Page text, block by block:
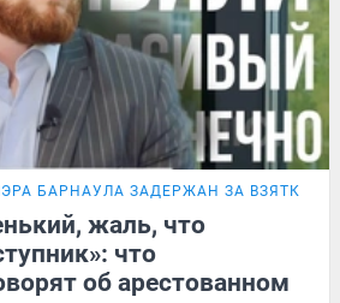
БАРНАУЛА ЗАДЕРЖАН ЗА ВЗЯТКУ
жаль, что
что
об арестованном